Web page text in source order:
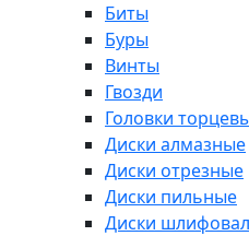
Биты
Буры
Винты
Гвозди
Головки
Диски алмазные
Диски отрезные
Диски пильные
Диски